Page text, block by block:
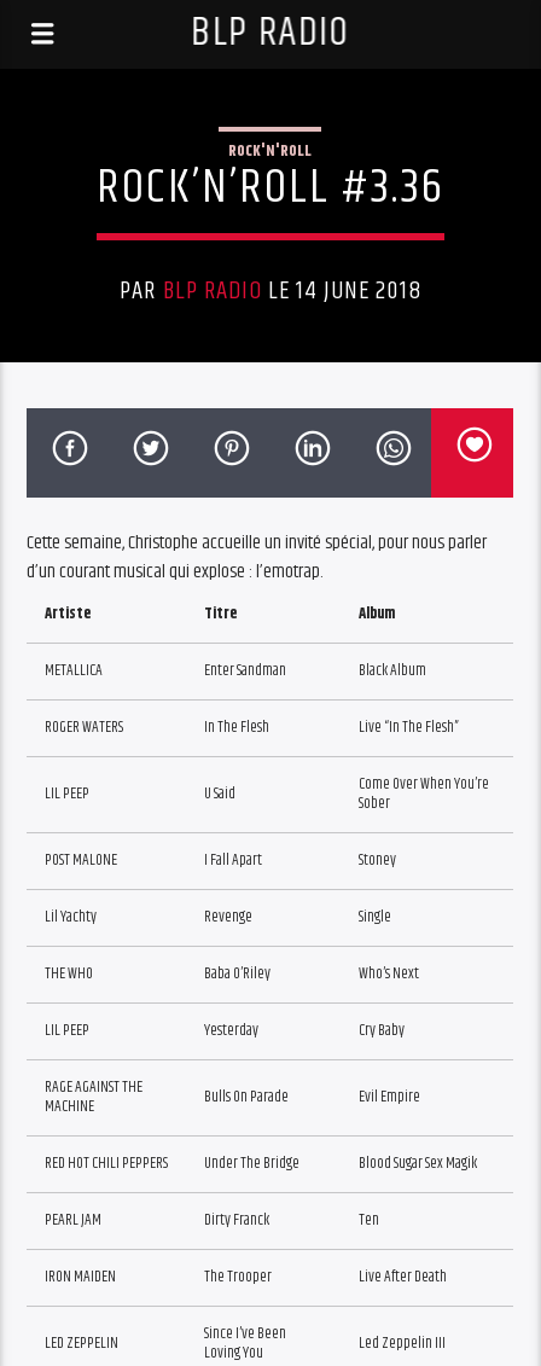
BLP RADIO
ROCK'N'ROLL
ROCK’N’ROLL #3.36
PAR BLP RADIO LE 14 JUNE 2018
Cette semaine, Christophe accueille un invité spécial, pour nous parler
d’un courant musical qui explose : l’emotrap.
Artiste Titre Album
METALLICA Enter Sandman Black Album
ROGER WATERS In The Flesh Live “In The Flesh”
LIL PEEP U Said
Come Over When You’re
Sober
POST MALONE I Fall Apart Stoney
Lil Yachty Revenge Single
THE WHO Baba O’Riley Who’s Next
LIL PEEP Yesterday Cry Baby
RAGE AGAINST THE
MACHINE
Bulls On Parade Evil Empire
RED HOT CHILI PEPPERS Under The Bridge Blood Sugar Sex Magik
PEARL JAM Dirty Franck Ten
IRON MAIDEN The Trooper Live After Death
LED ZEPPELIN
Since I’ve Been
Loving You
Led Zeppelin III